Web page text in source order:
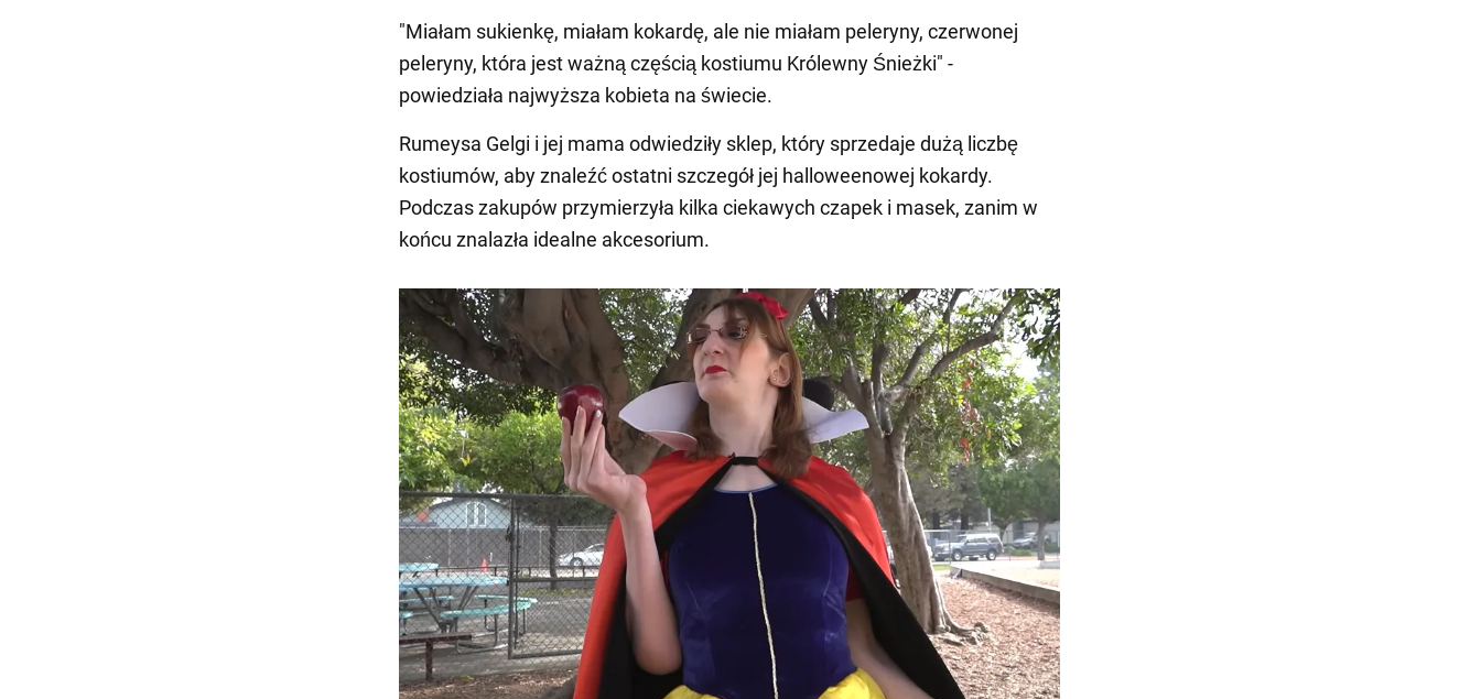
"Miałam sukienkę, miałam kokardę, ale nie miałam peleryny, czerwonej
peleryny, która jest ważną częścią kostiumu Królewny Śnieżki" -
powiedziała najwyższa kobieta na świecie.
Rumeysa Gelgi i jej mama odwiedziły sklep, który sprzedaje dużą liczbę
kostiumów, aby znaleźć ostatni szczegół jej halloweenowej kokardy.
Podczas zakupów przymierzyła kilka ciekawych czapek i masek, zanim w
końcu znalazła idealne akcesorium.